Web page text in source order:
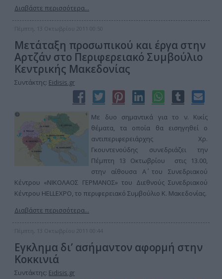
Διαβάστε περισσότερα...
Πέμπτη, 13 Οκτωβρίου 2011 00:50
Μετάταξη προσωπικού και έργα στην
Αρτζάν στο Περιφερειακό Συμβούλιο
Κεντρικής Μακεδονίας
Συντάκτης: Eidisis.gr
Με δυο σημαντικά για το ν. Κικίς
θέματα, τα οποία θα εισηγηθεί ο
αντιπεριφερειάρχης Χρ.
Γκουντενούδης συνεδριάζει την
Πέμπτη 13 Οκτωβρίου στις 13.00,
στην αίθουσα Α΄ του Συνεδριακού
Κέντρου «ΝΙΚΟΛΑΟΣ ΓΕΡΜΑΝΟΣ» του Διεθνούς Συνεδριακού
Κέντρου HELLEXPO, το περιφερειακό Συμβούλιο Κ. Μακεδονίας.
Διαβάστε περισσότερα...
Πέμπτη, 13 Οκτωβρίου 2011 00:44
Εγκλημα δι’ ασήμαντον αφορμή στην
Κοκκινιά
Συντάκτης: Eidisis.gr